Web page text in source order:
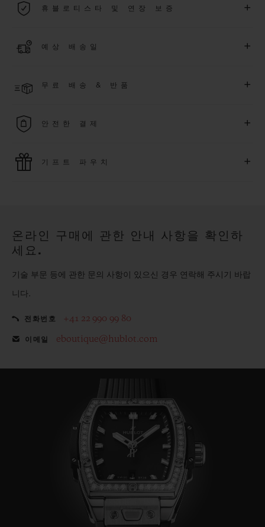
용됩니다.휴블로티스타 및 연장 보증 +
에 대해5 년 추가 워런티 혜택
또한 다양
더 알아보기
예상 배송일 +
다. *재고 상황에 따라 달라질 수 있습니다*.
무료 배송 & 반품 +
을 누려보세요
안전한 결제 +
모든 제품은 빠르고 안전하게 결제가 가능하며, 개인정보를 안
기프트 파우치 +
온라인 구매에 관한 안내 사항을 확인하
세요.
기술 부문 등에 관한 문의 사항이 있으신 경우 연락해 주시기 바랍
니다.
전화번호 +41 22 990 99 80
이메일 eboutique@hublot.com